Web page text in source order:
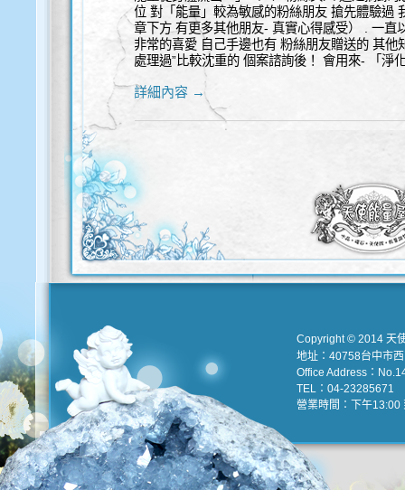
位 對「能量」較為敏感的粉絲朋友 搶先體驗過
章下方 有更多其他朋友- 真實心得感受） . 一直
非常的喜愛 自己手邊也有 粉絲朋友贈送的 其他
處理過”比較沈重的 個案諮詢後！ 會用來- 「淨
詳細內容 →
Copyright © 2014 天
地址：40758台中市
Office Address：
TEL：04-23285671
營業時間：下午13:00